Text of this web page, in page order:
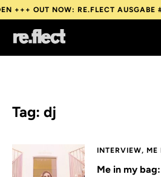
+++OUT NOW: RE.FLECT AUSGABE
OUT NOW: RE.FLECT AUSGABE
Tag: dj
INTERVIEW, ME
Me in my